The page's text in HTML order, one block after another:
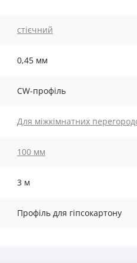
стієчний
0,45 мм
CW-профіль
Для міжкімнатних
100 мм
3 м
Профіль для гіпсокартону